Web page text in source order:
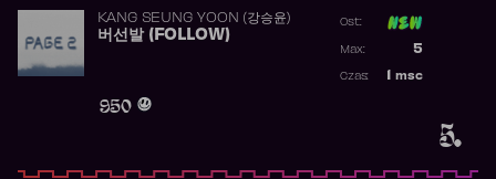
5.
KANG SEUNG YOON (강승윤)
버선발 (FOLLOW)
950
Ost:
5
Max:
msc
Czas: